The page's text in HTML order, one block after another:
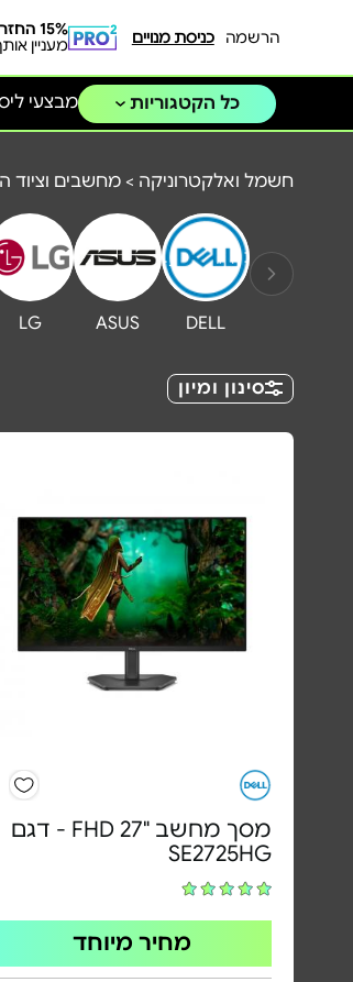
הרשמה כניסת מנויים
15% החזר כספי,
מעניין
כל הקטגוריות מבצעי
חשמל ואלקטרוניקה > מחשבים וציוד
DELL
ASUS
LG
סינון ומיון
מסך מחשב "FHD 27 - דגם
SE2725HG
מחיר מיוחד